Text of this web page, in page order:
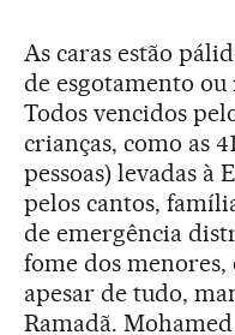
As caras estão
de esgotamento
Todos vencidos
crianças, como as
pessoas) levadas à
pelos cantos,
de emergência
fome dos menores,
apesar de tudo,
Ramadã.